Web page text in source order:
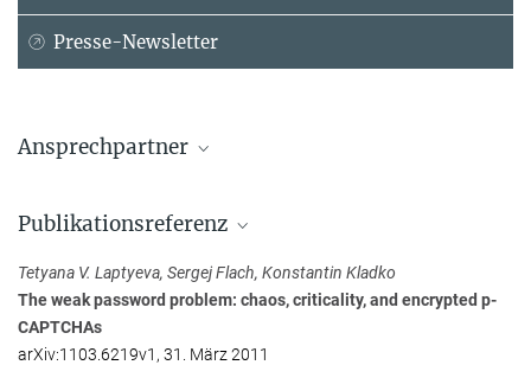
Presse-Newsletter
Ansprechpartner
Max-Planck-Institut für Physik komplexer Systeme, Dresden
flach@...
Publikationsreferenz
Tetyana V. Laptyeva, Sergej Flach, Konstantin Kladko
The weak password problem: chaos, criticality, and encrypted p-
CAPTCHAs
arXiv:1103.6219v1, 31. März 2011